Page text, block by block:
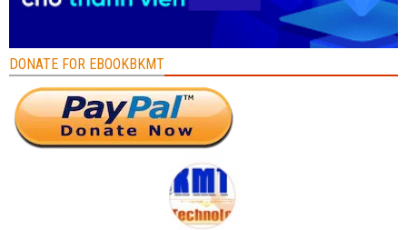
DONATE FOR EBOOKBKMT